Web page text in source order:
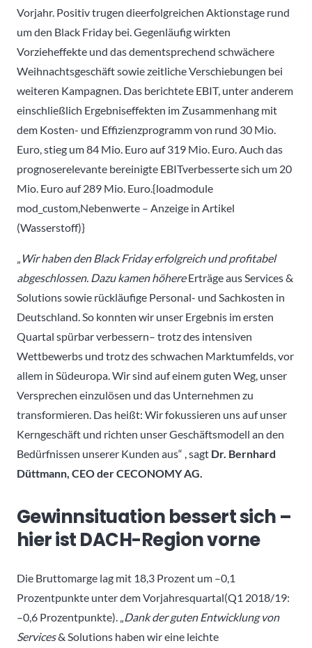
Vorjahr. Positiv trugen dieerfolgreichen Aktionstage rund
um den Black Friday bei. Gegenläufig wirkten
Vorzieheffekte und das dementsprechend schwächere
Weihnachtsgeschäft sowie zeitliche Verschiebungen bei
weiteren Kampagnen. Das berichtete EBIT, unter anderem
einschließlich Ergebniseffekten im Zusammenhang mit
dem Kosten- und Effizienzprogramm von rund 30 Mio.
Euro, stieg um 84 Mio. Euro auf 319 Mio. Euro. Auch das
prognoserelevante bereinigte EBITverbesserte sich um 20
Mio. Euro auf 289 Mio. Euro.{loadmodule
mod_custom,Nebenwerte – Anzeige in Artikel
(Wasserstoff)}
„ Wir haben den Black Friday erfolgreich und profitabel
abgeschlossen. Dazu kamen höhereErträge aus Services &
Solutions sowie rückläufige Personal- und Sachkosten in
Deutschland. So konnten wir unser Ergebnis im ersten
Quartal spürbar verbessern– trotz des intensiven
Wettbewerbs und trotz des schwachen Marktumfelds, vor
allem in Südeuropa. Wir sind auf einem guten Weg, unser
Versprechen einzulösen und das Unternehmen zu
transformieren. Das heißt: Wir fokussieren uns auf unser
Kerngeschäft und richten unser Geschäftsmodell an den
Bedürfnissen unserer Kunden aus“ , sagt Dr. Bernhard
Düttmann, CEO der CECONOMY AG.
Gewinnsituation bessert sich –
hier ist DACH-Region vorne
Die Bruttomarge lag mit 18,3 Prozent um –0,1
Prozentpunkte unter dem Vorjahresquartal(Q1 2018/19:
–0,6 Prozentpunkte). „Dank der guten Entwicklung von
Services& Solutions haben wir eine leichte